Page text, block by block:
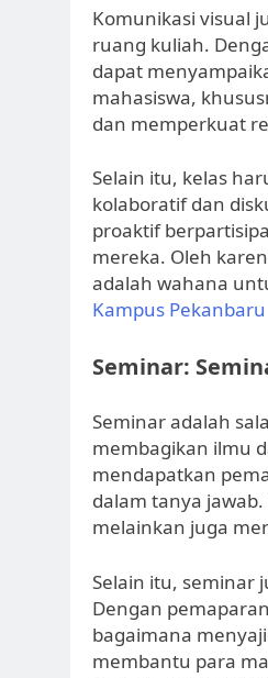
Komunikasi visual
ruang kuliah.
dapat
mahasiswa,
dan memperkuat
Selain itu, kelas
kolaboratif dan
proaktif
mereka. Oleh
adalah wahana
Kampus Pekanbaru
Seminar:
Seminar adalah
membagikan ilmu
mendapatkan
dalam tanya
melainkan juga
Selain itu, seminar
Dengan
bagaimana
membantu para